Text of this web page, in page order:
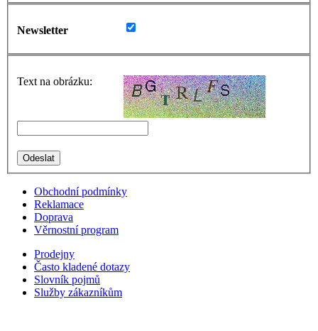
Newsletter
Text na obrázku:
Obchodní podmínky
Reklamace
Doprava
Věrnostní program
Prodejny
Často kladené dotazy
Slovník pojmů
Služby zákazníkům